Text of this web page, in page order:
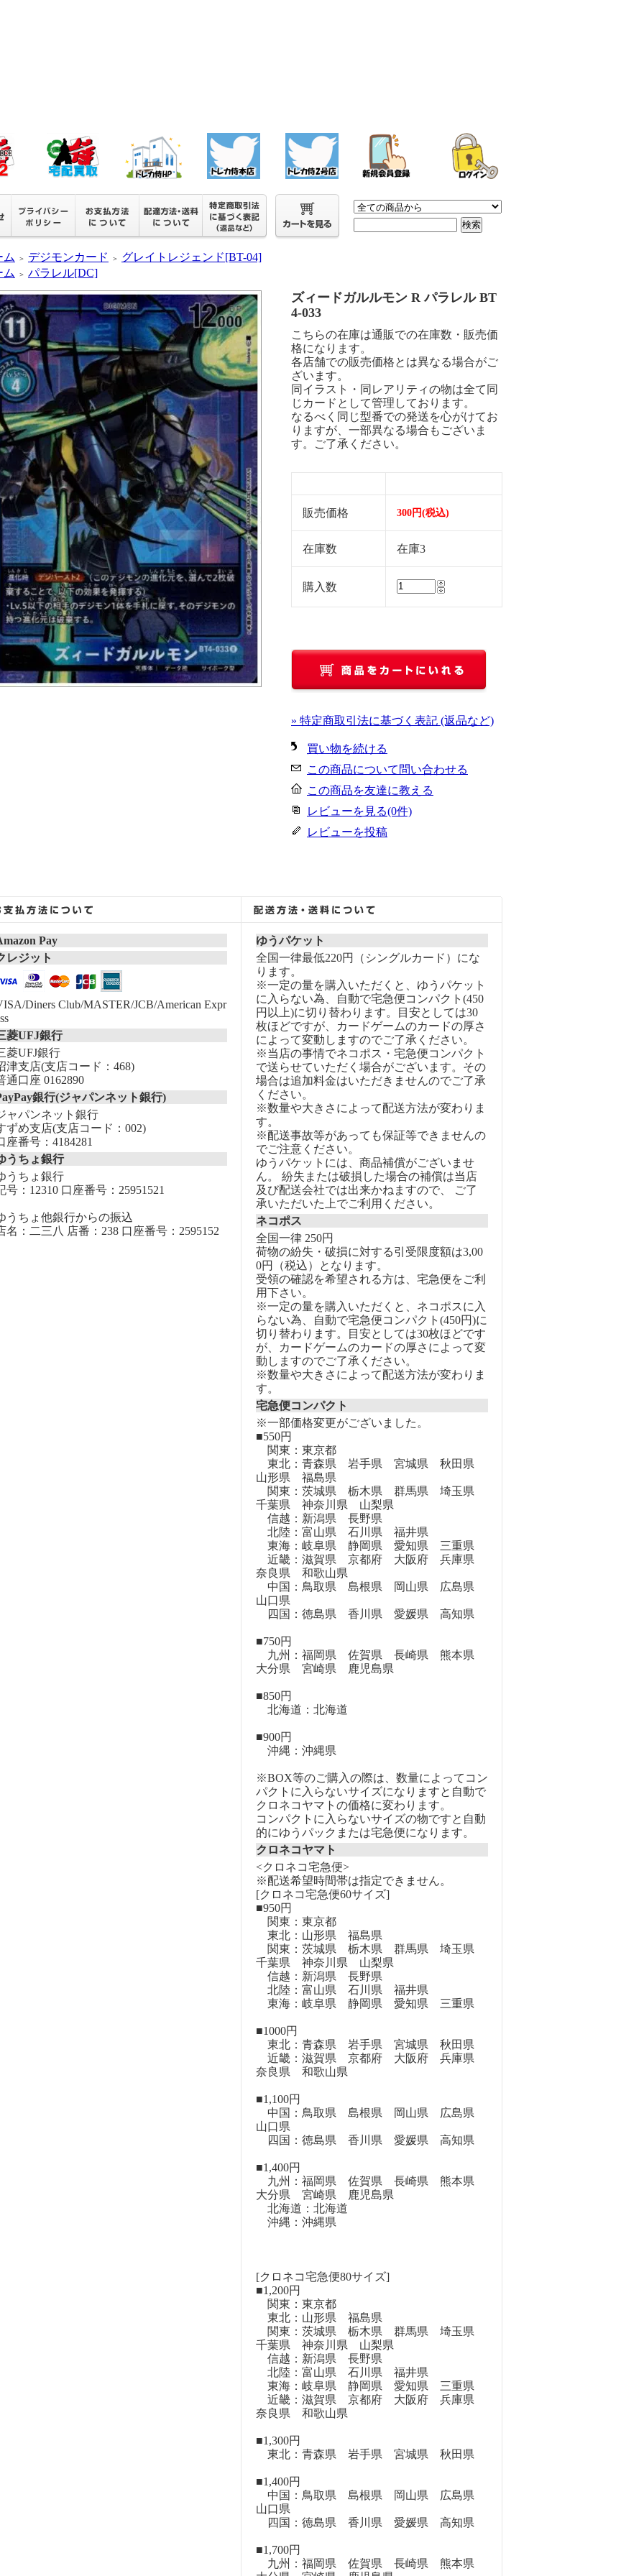
ム ＞ デジモンカード ＞
グレイトレジェンド[BT-04]
ム
＞ パラレル[DC]
ズィードガルルモン R パラレル BT
4-033
こちらの在庫は通販での在庫数・販売価
格になります。
各店舗での販売価格とは異なる場合がご
ざいます。
同イラスト・同レアリティの物は全て同
じカードとして管理しております。
なるべく同じ型番での発送を心がけてお
りますが、一部異なる場合もございま
す。ご了承ください。
販売価格 300円(税込)
在庫数 在庫3
購入数
» 特定商取引法に基づく表記 (返品など)
買い物を続ける
この商品について問い合わせる
この商品を友達に教える
レビューを見る(0件)
レビューを投稿
Pay
レジット
Diners Club/MASTER/JCB/American Expr
菱UFJ銀行
菱UFJ銀行
津支店(支店コード：468)
通口座 0162890
銀行(ジャパンネット銀行)
ャパンネット銀行
ずめ支店(支店コード：002)
座番号：4184281
うちょ銀行
うちょ銀行
号：12310 口座番号：25951521
うちょ他銀行からの振込
名：二三八 店番：238 口座番号：2595152
ゆうパケット
全国一律最低220円（シングルカード）にな
ります。
※一定の量を購入いただくと、ゆうパケット
に入らない為、自動で宅急便コンパクト(450
円以上)に切り替わります。目安としては30
枚ほどですが、カードゲームのカードの厚さ
によって変動しますのでご了承ください。
※当店の事情でネコポス・宅急便コンパクト
で送らせていただく場合がございます。その
場合は追加料金はいただきませんのでご了承
ください。
※数量や大きさによって配送方法が変わりま
す。
※配送事故等があっても保証等できませんの
でご注意ください。
ゆうパケットには、商品補償がございませ
ん。 紛失または破損した場合の補償は当店
及び配送会社では出来かねますので、 ご了
承いただいた上でご利用ください。
ネコポス
全国一律 250円
荷物の紛失・破損に対する引受限度額は3,00
0円（税込）となります。
受領の確認を希望される方は、宅急便をご利
用下さい。
※一定の量を購入いただくと、ネコポスに入
らない為、自動で宅急便コンパクト(450円)に
切り替わります。目安としては30枚ほどです
が、カードゲームのカードの厚さによって変
動しますのでご了承ください。
※数量や大きさによって配送方法が変わりま
す。
宅急便コンパクト
※一部価格変更がございました。
■550円
関東：東京都
東北：青森県 岩手県 宮城県 秋田県
山形県 福島県
関東：茨城県 栃木県 群馬県 埼玉県
千葉県 神奈川県 山梨県
信越：新潟県 長野県
北陸：富山県 石川県 福井県
東海：岐阜県 静岡県 愛知県 三重県
近畿：滋賀県 京都府 大阪府 兵庫県
奈良県 和歌山県
中国：鳥取県 島根県 岡山県 広島県
山口県
四国：徳島県 香川県 愛媛県 高知県
■750円
九州：福岡県 佐賀県 長崎県 熊本県
大分県 宮崎県 鹿児島県
■850円
北海道：北海道
■900円
沖縄：沖縄県
※BOX等のご購入の際は、数量によってコン
パクトに入らないサイズになりますと自動で
クロネコヤマトの価格に変わります。
コンパクトに入らないサイズの物ですと自動
的にゆうパックまたは宅急便になります。
クロネコヤマト
<クロネコ宅急便>
※配送希望時間帯は指定できません。
[クロネコ宅急便60サイズ]
■950円
関東：東京都
東北：山形県 福島県
関東：茨城県 栃木県 群馬県 埼玉県
千葉県 神奈川県 山梨県
信越：新潟県 長野県
北陸：富山県 石川県 福井県
東海：岐阜県 静岡県 愛知県 三重県
■1000円
東北：青森県 岩手県 宮城県 秋田県
近畿：滋賀県 京都府 大阪府 兵庫県
奈良県 和歌山県
■1,100円
中国：鳥取県 島根県 岡山県 広島県
山口県
四国：徳島県 香川県 愛媛県 高知県
■1,400円
九州：福岡県 佐賀県 長崎県 熊本県
大分県 宮崎県 鹿児島県
北海道：北海道
沖縄：沖縄県
[クロネコ宅急便80サイズ]
■1,200円
関東：東京都
東北：山形県 福島県
関東：茨城県 栃木県 群馬県 埼玉県
千葉県 神奈川県 山梨県
信越：新潟県 長野県
北陸：富山県 石川県 福井県
東海：岐阜県 静岡県 愛知県 三重県
近畿：滋賀県 京都府 大阪府 兵庫県
奈良県 和歌山県
■1,300円
東北：青森県 岩手県 宮城県 秋田県
■1,400円
中国：鳥取県 島根県 岡山県 広島県
山口県
四国：徳島県 香川県 愛媛県 高知県
■1,700円
九州：福岡県 佐賀県 長崎県 熊本県